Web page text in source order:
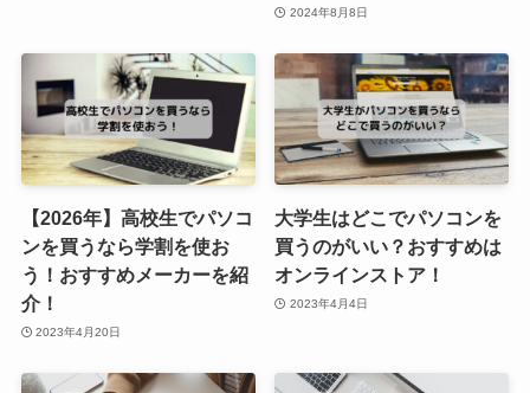
2024年8月8日
【2026年】高校生でパソコ
ンを買うなら学割を使お
う！おすすめメーカーを紹
介！
2023年4月20日
大学生はどこでパソコンを
買うのがいい？おすすめは
オンラインストア！
2023年4月4日